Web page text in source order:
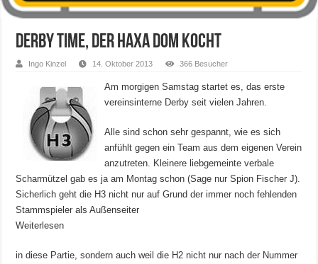
Derby Time, der Haxa Dom kocht
Ingo Kinzel 14. Oktober 2013 366 Besucher
Am morgigen Samstag startet es, das erste
vereinsinterne Derby seit vielen Jahren.
Alle sind schon sehr gespannt, wie es sich
anfühlt gegen ein Team aus dem eigenen Verein
anzutreten. Kleinere liebgemeinte verbale
Scharmützel gab es ja am Montag schon (Sage nur Spion Fischer J).
Sicherlich geht die H3 nicht nur auf Grund der immer noch fehlenden
Stammspieler als Außenseiter
Weiterlesen
in diese Partie, sondern auch weil die H2 nicht nur nach der Nummer